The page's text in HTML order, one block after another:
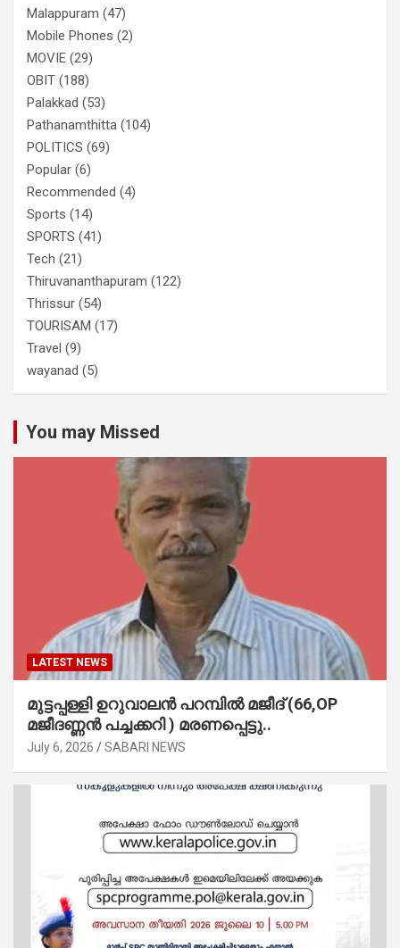
Malappuram (47)
Mobile Phones (2)
MOVIE (29)
OBIT (188)
Palakkad (53)
Pathanamthitta (104)
POLITICS (69)
Popular (6)
Recommended (4)
Sports (14)
SPORTS (41)
Tech (21)
Thiruvananthapuram (122)
Thrissur (54)
TOURISAM (17)
Travel (9)
wayanad (5)
You may Missed
LATEST NEWS
മുട്ടപ്പള്ളി ഉറുവാലൻ പറമ്പിൽ മജീദ് (66,OP
മജീദണ്ണൻ പച്ചക്കറി ) മരണപ്പെട്ടു..
July 6, 2026 SABARI NEWS